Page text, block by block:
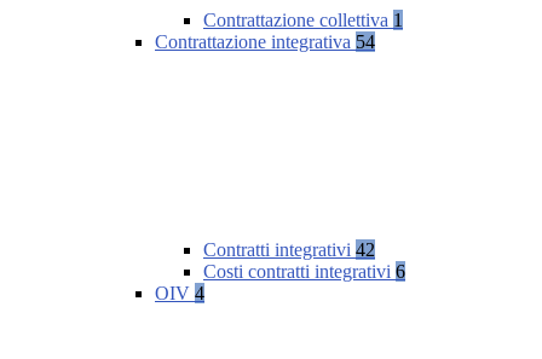
Contrattazione collettiva 1
Contrattazione integrativa 54
Contratti integrativi 42
Costi contratti integrativi 6
OIV 4